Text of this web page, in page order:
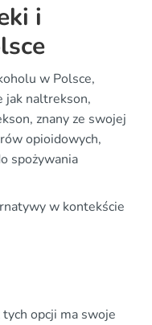
i
w Polsce,
jak naltrekson,
znany ze swojej
opioidowych,
spożywania
w kontekście
tych opcji ma swoje